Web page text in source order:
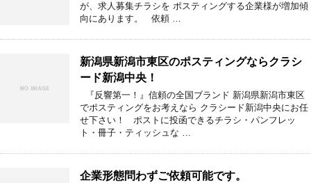
が、求人募集チラシを ポスティングする企業様が増加傾
向にあります。 依頼 …
新潟県新潟市東区のポスティングならクラシ
ード新潟中央！
『反響第一！』信頼の全国ブランド 新潟県新潟市東区
でポスティングをお考えなら クラシード新潟中央にお任
せ下さい！ ポストに投函できるチラシ・パンフレッ
ト・冊子・ティッシュな …
企業形態問わずご依頼可能です。